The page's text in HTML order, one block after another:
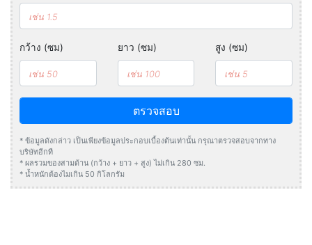
กว้าง (ซม) ยาว (ซม) สูง (ซม)
ตรวจสอบ
* ข้อมูลดังกล่าว เป็นเพียงข้อมูลประกอบเบื้องต้นเท่านั้น กรุณาตรวจสอบจากทาง
บริษัทอีกที
* ผลรวมของสามด้าน (กว้าง + ยาว + สูง) ไม่เกิน 280 ซม.
* น้ำหนักต้องไมเกิน 50 กิโลกรัม